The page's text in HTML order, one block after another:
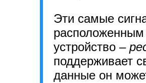
Эти самые
расположенным
устройство –
поддерживает
данные он